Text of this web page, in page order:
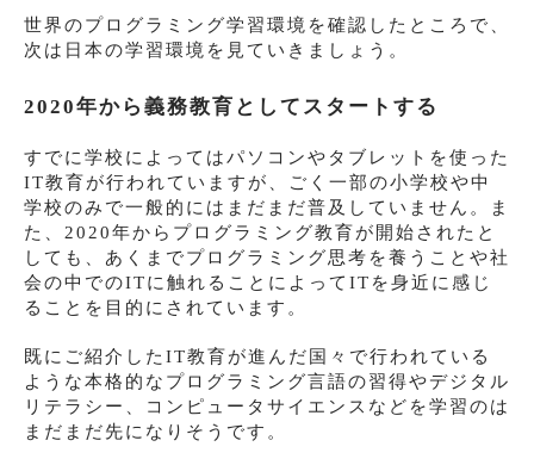
世界のプログラミング学習環境を確認したところで、
次は日本の学習環境を見ていきましょう。
2020年から義務教育としてスタートする
すでに学校によってはパソコンやタブレットを使った
IT教育が行われていますが、ごく一部の小学校や中
学校のみで一般的にはまだまだ普及していません。ま
た、2020年からプログラミング教育が開始されたと
しても、あくまでプログラミング思考を養うことや社
会の中でのITに触れることによってITを身近に感じ
ることを目的にされています。
既にご紹介したIT教育が進んだ国々で行われている
ような本格的なプログラミング言語の習得やデジタル
リテラシー、コンピュータサイエンスなどを学習のは
まだまだ先になりそうです。